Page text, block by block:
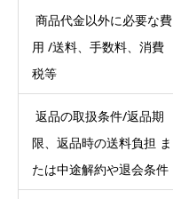
商品代金以外に必要な費
用 /送料、手数料、消費
税等
返品の取扱条件/返品期
限、返品時の送料負担 ま
たは中途解約や退会条件